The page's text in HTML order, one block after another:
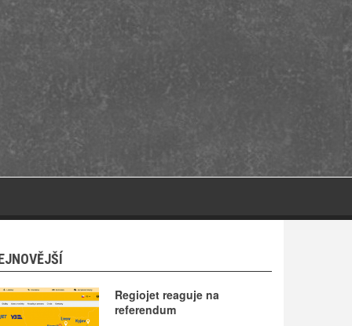
Regiojet reaguje na
referendum